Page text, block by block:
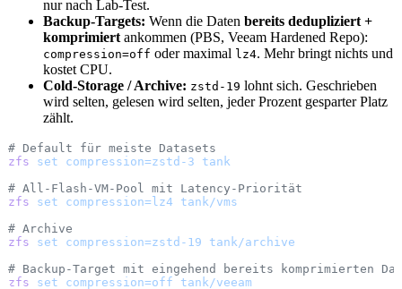
nur nach Lab-Test.
Backup-Targets: Wenn die Daten bereits dedupliziert +
komprimiert ankommen (PBS, Veeam Hardened Repo):
compression=off oder maximal lz4. Mehr bringt nichts und
kostet CPU.
Cold-Storage / Archive: zstd-19 lohnt sich. Geschrieben
wird selten, gelesen wird selten, jeder Prozent gesparter Platz
zählt.
# Default für meiste Datasets
zfs set compression=zstd-3 tank
# All-Flash-VM-Pool mit Latency-Priorität
zfs set compression=lz4 tank/vms
# Archive
zfs set compression=zstd-19 tank/archive
# Backup-Target mit eingehend bereits komprimierten
zfs set compression=off tank/veeam